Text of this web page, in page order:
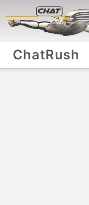
ChatRush